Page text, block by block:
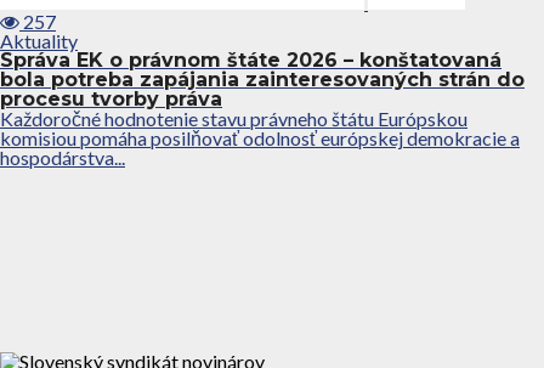
257
Aktuality
Správa EK o právnom štáte 2026 – konštatovaná
bola potreba zapájania zainteresovaných strán do
procesu tvorby práva
Každoročné hodnotenie stavu právneho štátu Európskou
komisiou pomáha posilňovať odolnosť európskej demokracie a
hospodárstva...